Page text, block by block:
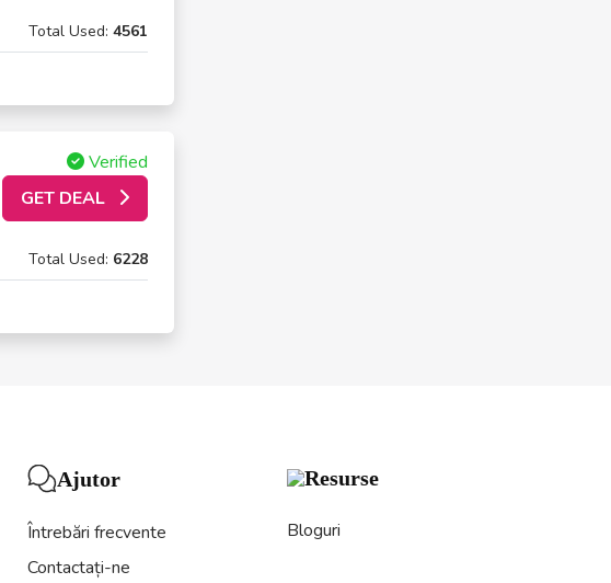
Total Used: 4561
Verified
GET DEAL
Total Used: 6228
Ajutor
Întrebări frecvente
Contactați-ne
Resurse
Bloguri